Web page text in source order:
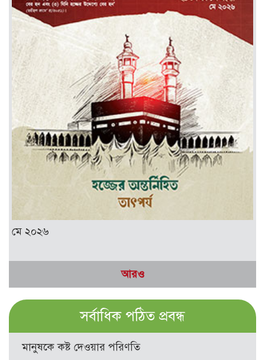
মে ২০২৬
আরও
সর্বাধিক পঠিত প্রবন্ধ
মানুষকে কষ্ট দেওয়ার পরিণতি